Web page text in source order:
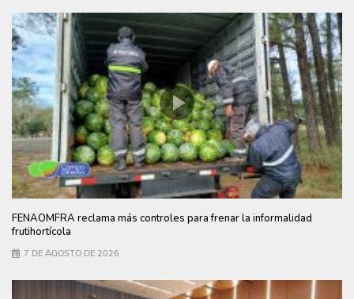
FENAOMFRA reclama más controles para frenar la informalidad
frutihortícola
7 DE AGOSTO DE 2026